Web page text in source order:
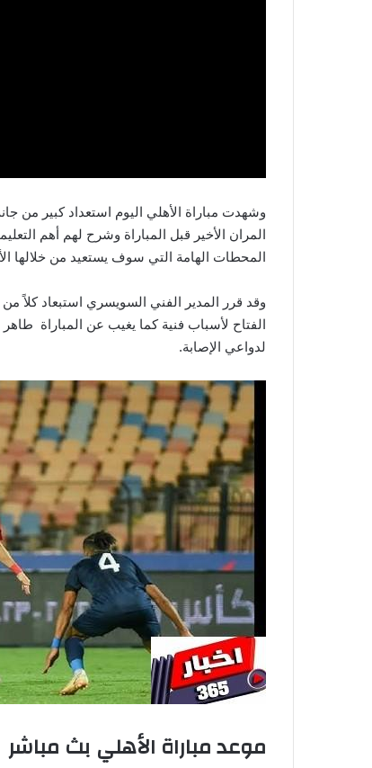
وشهدت مباراة الأهلي اليوم استعداد كبير من
المران الأخير قبل المباراة وشرح لهم أهم
المحطات الهامة التي سوف يستعيد من خلالها
وقد قرر المدير الفني السويسري استبعاد كلاً
الفتاح لأسباب فنية كما يغيب عن المباراة
لدواعي الإصابة.
موعد مباراة الأهلي بث مباشر